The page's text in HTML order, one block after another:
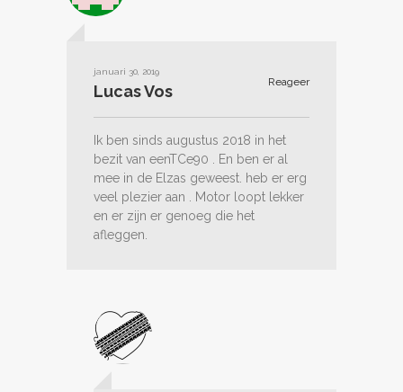
januari 30, 2019
Reageer
Lucas Vos
Ik ben sinds augustus 2018 in het
bezit van eenTCe90 . En ben er al
mee in de Elzas geweest. heb er erg
veel plezier aan . Motor loopt lekker
en er zijn er genoeg die het
afleggen.